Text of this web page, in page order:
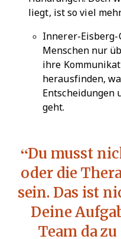
liegt, ist so viel
Innerer-Eisberg-
Menschen nur
ihre
herausfinden,
Entscheidungen
geht.
Du musst
oder die
sein. Das ist
Deine
Team da